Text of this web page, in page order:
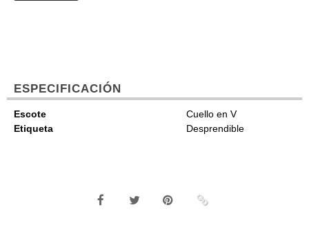
ESPECIFICACIÓN
Escote
Cuello en V
Etiqueta
Desprendible